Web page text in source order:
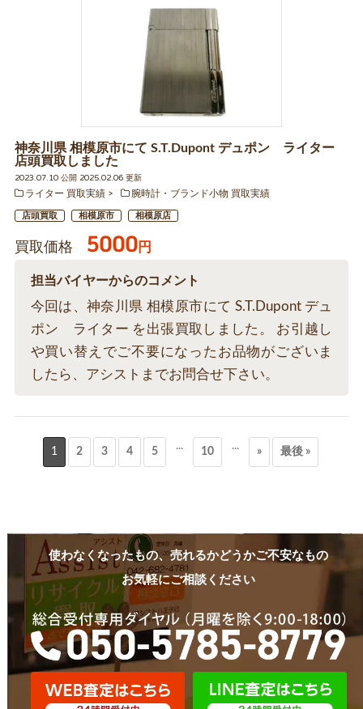
神奈川県 相模原市にて S.T.Dupont デュポン ライター
店頭買取しました
2023.07.10 公開 2025.02.06 更新
ライター 買取実績
腕時計・ブランド小物 買取実績
店頭買取 相模原市 相模原店
買取価格 5000円
担当バイヤーからのコメント
今回は、神奈川県 相模原市にて S.T.Dupont デュ
ポン ライター を出張買取しました。 お引越し
や買い替えでご不要になったお品物がございま
したら、アシストまでお問合せ下さい。
1 2 3 4 5 ... 10 ... » 最後 »
使わなくなったもの、売れるかどうかご不安なもの
お気軽にご相談ください